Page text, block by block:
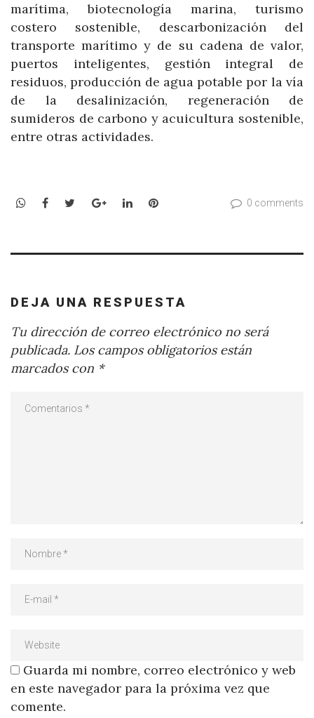
marítima, biotecnología marina, turismo
costero sostenible, descarbonización del
transporte marítimo y de su cadena de valor,
puertos inteligentes, gestión integral de
residuos, producción de agua potable por la vía
de la desalinización, regeneración de
sumideros de carbono y acuicultura sostenible,
entre otras actividades.
WhatsApp
Facebook
TwitterGoogle+LinkedInPinterest 0 comments
DEJA UNA RESPUESTA
Tu dirección de correo electrónico no será
publicada. Los campos obligatorios están
marcados con *
Guarda mi nombre, correo electrónico y web
en este navegador para la próxima vez que
comente.